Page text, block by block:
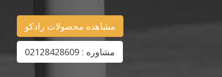
مشاهده محصولات رادکو
مشاوره : 02128428609